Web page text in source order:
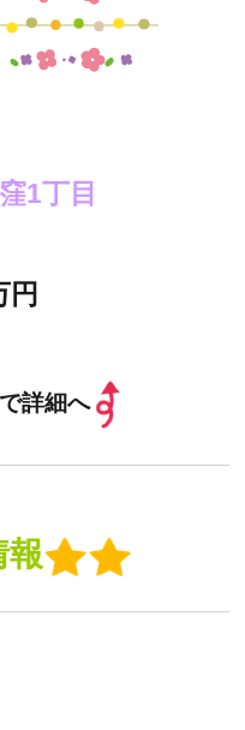
1丁目
円
詳細へ
報